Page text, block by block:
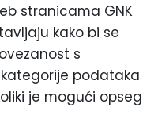
stranicama GNK
kako bi se
s
podataka
je mogući opseg